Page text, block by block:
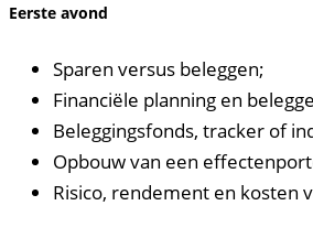
Eerste avond
Sparen versus beleggen;
Financiële planning en
Beleggingsfonds, tracker of
Opbouw van een
Risico, rendement en kosten